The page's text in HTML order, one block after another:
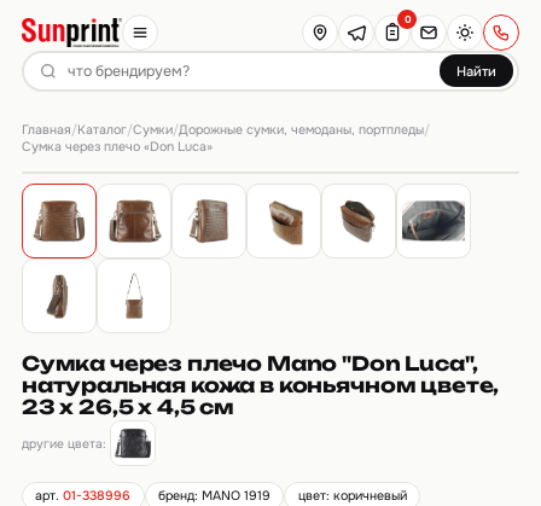
Найти
0
Главная/Каталог/Сумки/Дорожные сумки, чемоданы, портпледы/
Сумка через плечо «Don Luca»
Сумка через плечо Mano "Don Luca",
натуральная кожа в коньячном цвете,
23 х 26,5 х 4,5 см
другие цвета:
арт.01-338996 бренд: MANO 1919 цвет: коричневый